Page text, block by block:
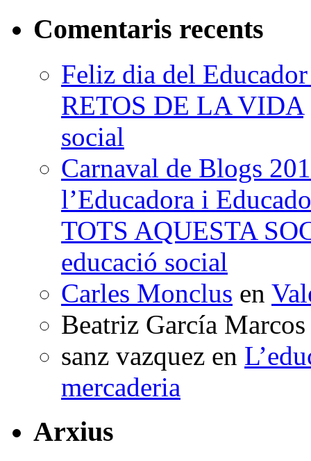
Comentaris recents
Feliz dia del
RETOS DE LA VIDA
social
Carnaval de Blogs
l’Educadora i
TOTS AQUESTA
educació social
Carles Monclus en
Beatriz García Marcos
sanz vazquez en
mercaderia
Arxius